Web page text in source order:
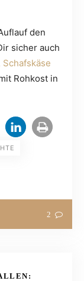
den
sicher auch
Rohkost in
2